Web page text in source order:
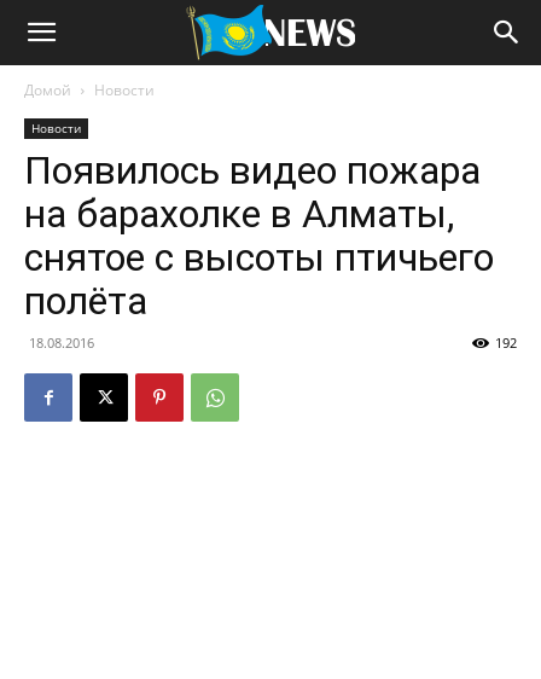
Домой Новости
Новости
Появилось видео пожара
на барахолке в Алматы,
снятое с высоты птичьего
полёта
18.08.2016 192